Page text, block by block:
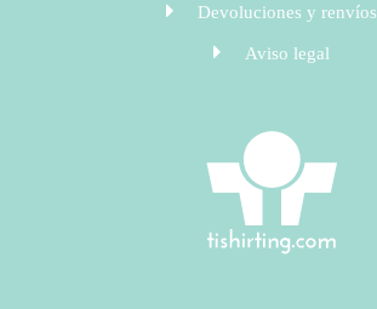
Devoluciones y renvíos
Aviso legal